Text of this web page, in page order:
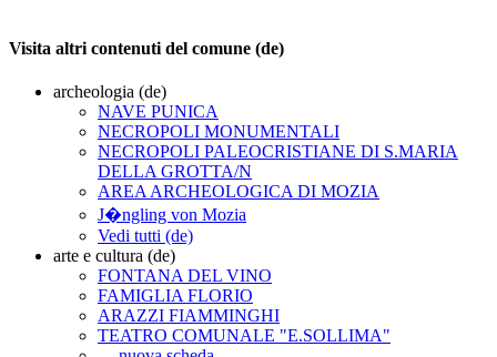
Visita altri contenuti del comune (de)
archeologia (de)
NAVE PUNICA
NECROPOLI MONUMENTALI
NECROPOLI PALEOCRISTIANE DI S.MARIA
DELLA GROTTA/N
AREA ARCHEOLOGICA DI MOZIA
J�ngling von Mozia
Vedi tutti (de)
arte e cultura (de)
FONTANA DEL VINO
FAMIGLIA FLORIO
ARAZZI FIAMMINGHI
TEATRO COMUNALE "E.SOLLIMA"